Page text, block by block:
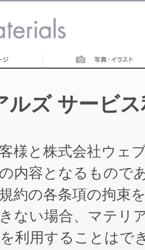
ルズ サービ
様と株式会社ウェ
内容となるもので
約の各条項の拘束
ない場合、マテリ
利用することはで